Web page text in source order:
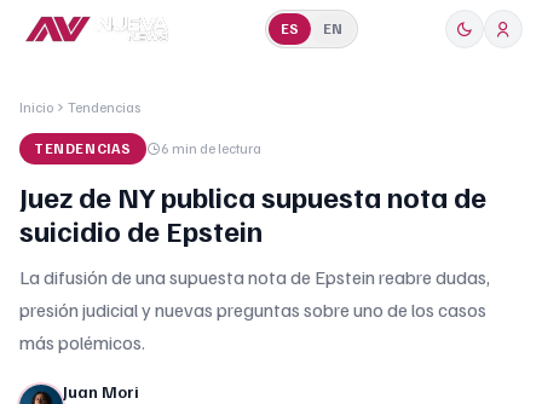
ES EN
Inicio Tendencias
TENDENCIAS 6 min de lectura
Juez de NY publica supuesta nota de
suicidio de Epstein
La difusión de una supuesta nota de Epstein reabre dudas,
presión judicial y nuevas preguntas sobre uno de los casos
más polémicos.
Juan Mori